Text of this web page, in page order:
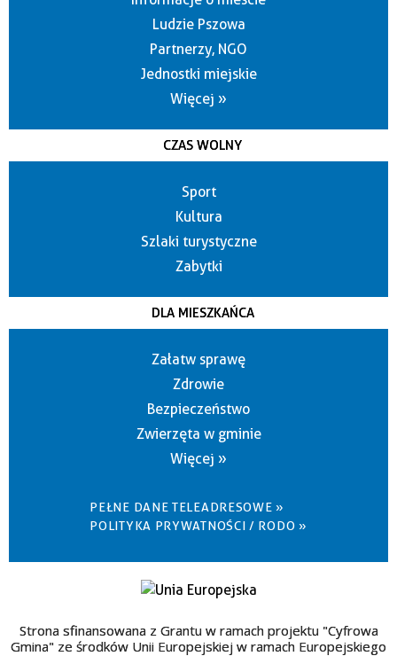
Ludzie Pszowa
Partnerzy, NGO
Jednostki miejskie
Więcej »
CZAS WOLNY
Sport
Kultura
Szlaki turystyczne
Zabytki
DLA MIESZKAŃCA
Załatw sprawę
Zdrowie
Bezpieczeństwo
Zwierzęta w gminie
Więcej »
PEŁNE DANE TELEADRESOWE »
POLITYKA PRYWATNOŚCI / RODO »
Strona sfinansowana z Grantu w ramach projektu "Cyfrowa
Gmina" ze środków Unii Europejskiej w ramach Europejskiego